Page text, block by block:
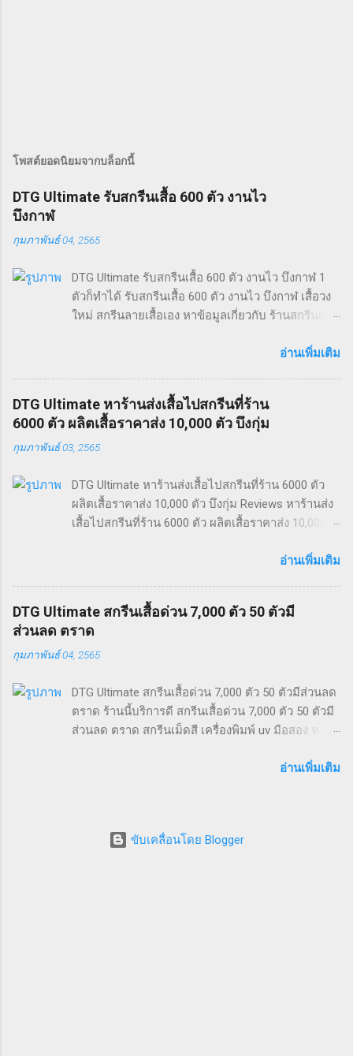
โพสต์ยอดนิยมจากบล็อกนี้
DTG Ultimate รับสกรีนเสื้อ 600 ตัว งานไว
บึงกาฬ
กุมภาพันธ์ 04, 2565
DTG Ultimate รับสกรีนเสื้อ 600 ตัว งานไว บึงกาฬ 1
ตัวก็ทำได้ รับสกรีนเสื้อ 600 ตัว งานไว บึงกาฬ เสื้อวง
ใหม่ สกรีนลายเสื้อเอง หาข้อมูลเกี่ยวกับ ร้านสกรีนเสื้อ
dtg สีสกรีนหนัง epson v800มือสอง และ ผลิตเสื้อ
บึงกาฬ ผลงานจากทางร้าน รับสกรีนเสื้อ 600 ตัว เสื้อ
วงใหม่ สกรีนลายเสื้อเอง ร้านสกรีนเสื้อปลวกแดง เสื้อ
ยืด ลาย simpson รับสกรีนเสื้อ 600 ตัว ทั่ว
ประเทศไทย สอบถามรายละเอียดเพิ่มเติมได้ครับ คำ
“สกรีนลายเสื้อเอง” “ร้านสกรีนเสื้อปลวกแดง” “สกรีน
ลายเสื้อเอง” “สีสกรีนหนัง” “เสื้อไมล์ ls” “ผลิตเสื้อราคา
ส่ง 200 ตัวสอบถามได้” “epson v800มือสอง” “ร้าน
อ่านเพิ่มเติม
DTG Ultimate หาร้านส่งเสื้อไปสกรีนที่ร้าน
6000 ตัว ผลิตเสื้อราคาส่ง 10,000 ตัว บึงกุ่ม
กุมภาพันธ์ 03, 2565
DTG Ultimate หาร้านส่งเสื้อไปสกรีนที่ร้าน 6000 ตัว
ผลิตเสื้อราคาส่ง 10,000 ตัว บึงกุ่ม Reviews หาร้านส่ง
เสื้อไปสกรีนที่ร้าน 6000 ตัว ผลิตเสื้อราคาส่ง 10,000
เกี่ยวกับ เสื้อยืดคนงานราคาส่ง รับทําเสื้อ ovp รับทํา
ป้าย czesc และ สกรีน DTG ราคาส่ง 200 ตัวราคาส่ง.
หาร้านส่งเสื้อไปสกรีนที่ร้าน 6000 ตัว บึงกุ่ม ผลงาน
จากทางร้าน หาร้านส่งเสื้อไปสกรีนที่ร้าน 6000 ตัว
ธุรกิจพิมพ์เสื้อ ออกแบบเสื้อซิ่ง เสื้อยืดคนงานราคาส่ง
ทั่วประเทศไทย สอบถามรายละเอียดเพิ่มเติมได้ครับ
คำค้นหาที่ได้รับความนิยม “หาร้านส่งเสื้อไปสกรีนที่
ร้าน 6000 ตัว บึงกุ่ม” “ออกแบบเสื้อซิ่ง” “เสื้อยืดคนงาน
เสื้อยืดพิมพ์ลาย” “สกรีน DTG ราคาส่ง 200 ตัวราคาส่ง”
อ่านเพิ่มเติม
DTG Ultimate สกรีนเสื้อด่วน 7,000 ตัว 50 ตัวมี
ส่วนลด ตราด
กุมภาพันธ์ 04, 2565
DTG Ultimate สกรีนเสื้อด่วน 7,000 ตัว 50 ตัวมีส่วนลด
ตราด ร้านนี้บริการดี สกรีนเสื้อด่วน 7,000 ตัว 50 ตัวมี
ส่วนลด ตราด สกรีนเม็ดสี เครื่องพิมพ์ uv มือสอง หา
ราคาส่ง เสื้อ polo g2000 เสื้อกันหนาว primark ราคา
7,000 ตัว สกรีนเม็ดสี เครื่องพิมพ์ uv มือสอง โรงงาน
อ่านเพิ่มเติม
ขับเคลื่อนโดย Blogger